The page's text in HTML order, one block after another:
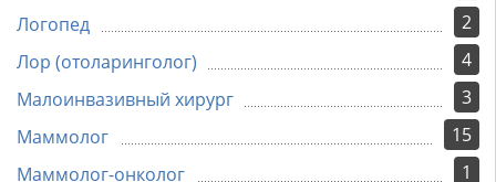
2
Логопед
4
Лор (отоларинголог)
3
Малоинвазивный хирург
15
Маммолог
1
Маммолог-онколог